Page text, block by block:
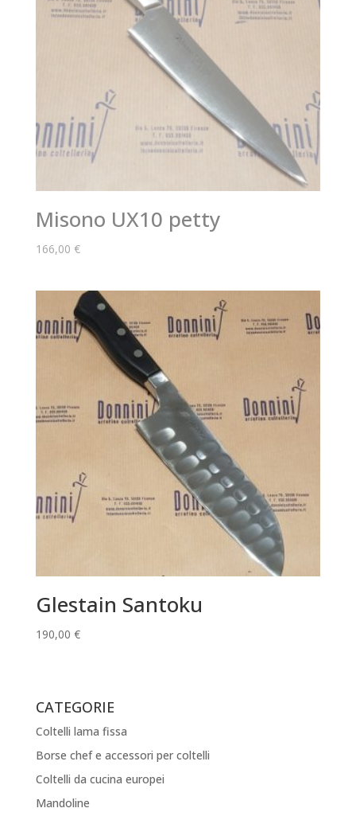
Misono UX10 petty
166,00 €
Glestain Santoku
190,00 €
CATEGORIE
Coltelli lama fissa
Borse chef e accessori per coltelli
Coltelli da cucina europei
Mandoline